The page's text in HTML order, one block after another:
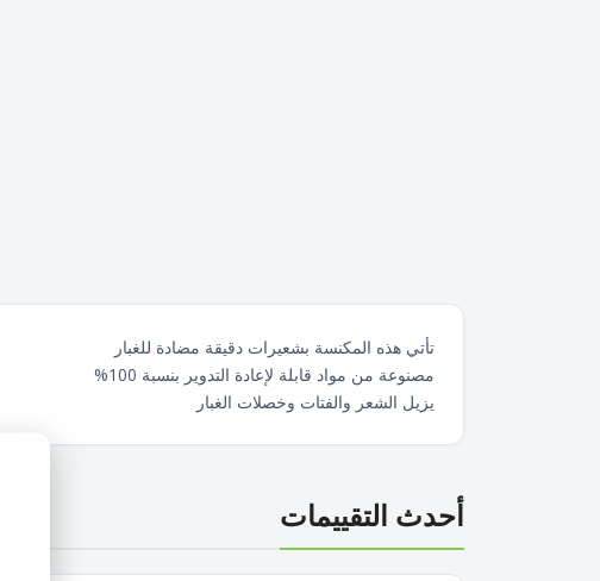
تأتي هذه المكنسة بشعيرات دقيقة مضادة للغبار
مصنوعة من مواد قابلة لإعادة التدوير بنسبة 100%
يزيل الشعر والفتات وخصلات الغبار
أحدث التقييمات